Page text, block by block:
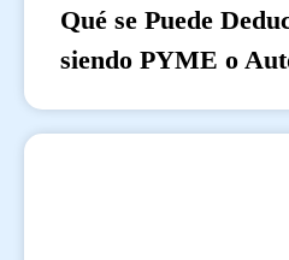
Qué se Puede
siendo PYME o